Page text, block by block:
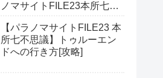
ノマサイトFILE23本所七不
【パラノマサイトFILE23 本
所七不思議】トゥルーエン
ドへの行き方[攻略]